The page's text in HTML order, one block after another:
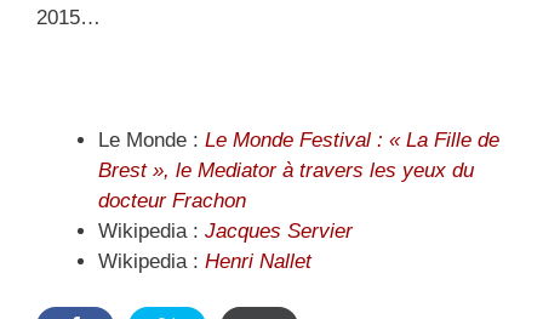
2015…
Le Monde : Le Monde Festival : « La Fille de
Brest », le Mediator à travers les yeux du
docteur Frachon
Wikipedia : Jacques Servier
Wikipedia : Henri Nallet